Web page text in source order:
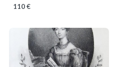
110 €